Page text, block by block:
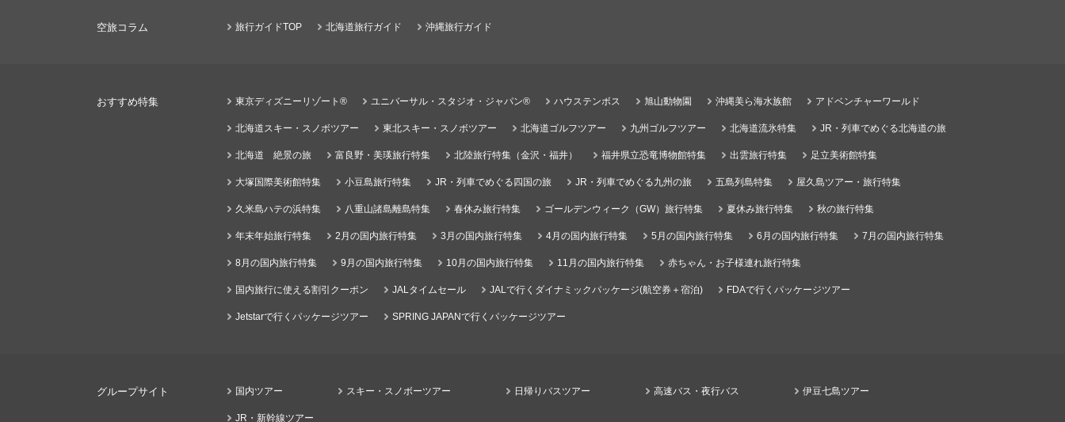
空旅コラム 旅行ガイドTOP 北海道旅行ガイド 沖縄旅行ガイド
おすすめ特集 東京ディズニーリゾート® ユニバーサル・スタジオ・ジャパン® ハウステンボス 旭山動物園 沖縄美ら海水族館 アドベンチャーワールド
北海道スキー・スノボツアー 東北スキー・スノボツアー 北海道ゴルフツアー 九州ゴルフツアー 北海道流氷特集 JR・列車でめぐる北海道の旅
北海道 絶景の旅 富良野・美瑛旅行特集 北陸旅行特集（金沢・福井） 福井県立恐竜博物館特集 出雲旅行特集 足立美術館特集
大塚国際美術館特集 小豆島旅行特集 JR・列車でめぐる四国の旅 JR・列車でめぐる九州の旅 五島列島特集 屋久島ツアー・旅行特集
久米島ハテの浜特集 八重山諸島離島特集 春休み旅行特集 ゴールデンウィーク（GW）旅行特集 夏休み旅行特集 秋の旅行特集
年末年始旅行特集 2月の国内旅行特集 3月の国内旅行特集 4月の国内旅行特集 5月の国内旅行特集 6月の国内旅行特集 7月の国内旅行特集
8月の国内旅行特集 9月の国内旅行特集 10月の国内旅行特集 11月の国内旅行特集 赤ちゃん・お子様連れ旅行特集
国内旅行に使える割引クーポン JALタイムセール JALで行くダイナミックパッケージ(航空券＋宿泊) FDAで行くパッケージツアー
Jetstarで行くパッケージツアー SPRING JAPANで行くパッケージツアー
グループサイト 国内ツアー スキー・スノボーツアー 日帰りバスツアー 高速バス・夜行バス 伊豆七島ツアー
JR・新幹線ツアー